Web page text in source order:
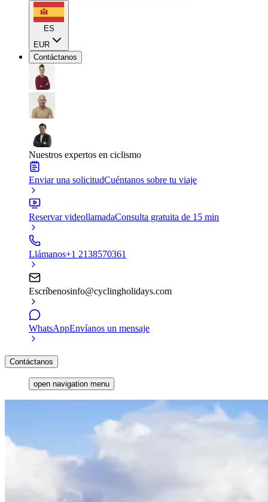
ES
EUR
Contáctanos
Nuestros expertos en ciclismo
Enviar una solicitudCuéntanos sobre tu viaje
Reservar videollamadaConsulta gratuita de 15 min
Llámanos+1 2138570361
Escríbenosinfo@cyclingholidays.com
WhatsAppEnvíanos un mensaje
Contáctanos
open navigation menu